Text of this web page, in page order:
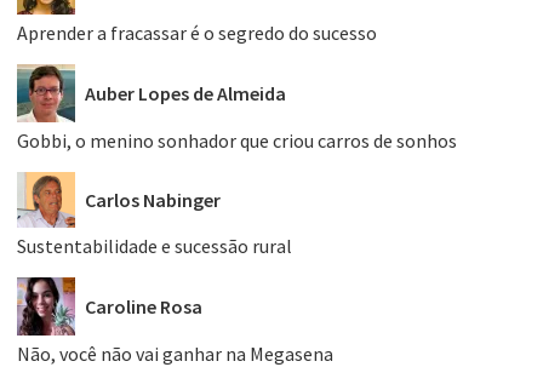
Aprender a fracassar é o segredo do sucesso
Auber Lopes de Almeida
Gobbi, o menino sonhador que criou carros de sonhos
Carlos Nabinger
Sustentabilidade e sucessão rural
Caroline Rosa
Não, você não vai ganhar na Megasena